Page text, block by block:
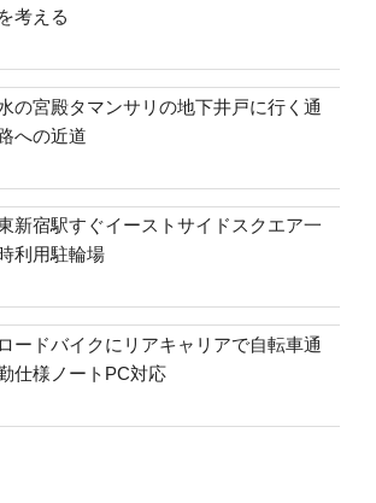
を考える
の宮殿タマンサリの地下井戸に行く通
への近道
新宿駅すぐイーストサイドスクエア一
利用駐輪場
ロードバイクにリアキャリアで自転車通
仕様ノートPC対応